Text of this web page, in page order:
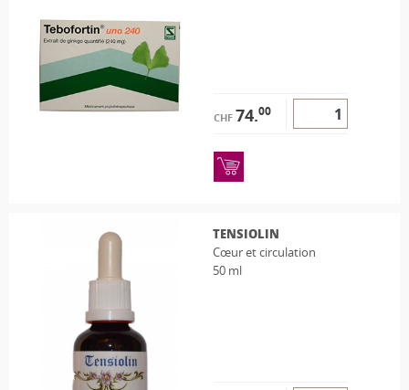
CHF 74.00
TENSIOLIN
Cœur et circulation
50 ml